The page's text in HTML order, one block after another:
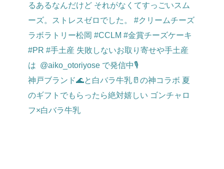
神戸ブランド🌊と白バラ牛乳🥛の神コラボ 夏
のギフトでもらったら絶対嬉しい ゴンチャロ
フ×白バラ牛乳